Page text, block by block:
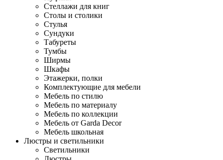
Стеллажи для книг
Столы и столики
Стулья
Сундуки
Табуреты
Тумбы
Ширмы
Шкафы
Этажерки, полки
Комплектующие для мебели
Мебель по стилю
Мебель по материалу
Мебель по коллекции
Мебель от Garda Decor
Мебель школьная
Люстры и светильники
Светильники